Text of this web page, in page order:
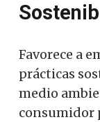
Favorece a
prácticas
medio
consumidor